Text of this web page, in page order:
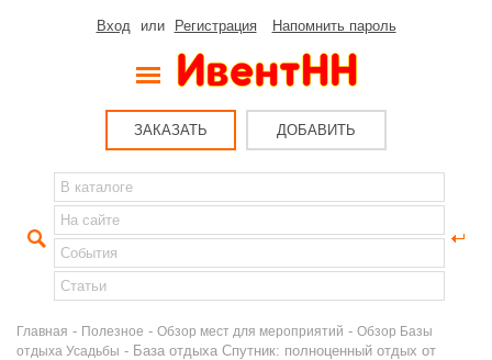
Вход или Регистрация Напомнить пароль
ЗАКАЗАТЬ ДОБАВИТЬ
Главная - Полезное - Обзор мест для мероприятий - Обзор Базы
отдыха Усадьбы - База отдыха Спутник: полноценный отдых от